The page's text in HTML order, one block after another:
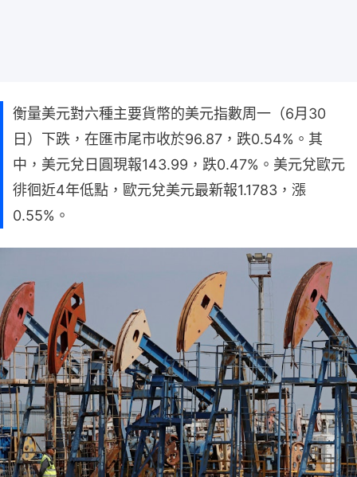
衡量美元對六種主要貨幣的美元指數周一（6月30
日）下跌，在匯市尾市收於96.87，跌0.54%。其
中，美元兌日圓現報143.99，跌0.47%。美元兌歐元
徘徊近4年低點，歐元兌美元最新報1.1783，漲
0.55%。